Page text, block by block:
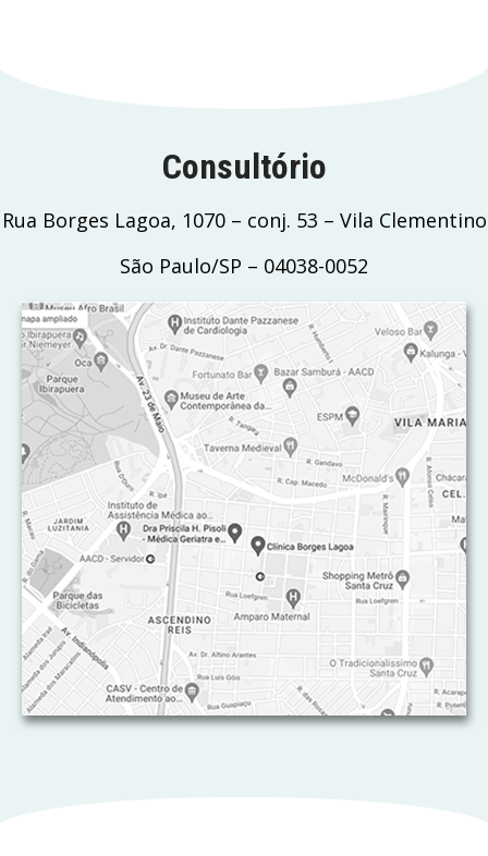
Consultório
Rua Borges Lagoa, 1070 – conj. 53 – Vila Clementino
São Paulo/SP – 04038-0052